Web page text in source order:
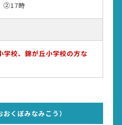
時
校、錦が丘小学校の方な
くぼみなみこう）